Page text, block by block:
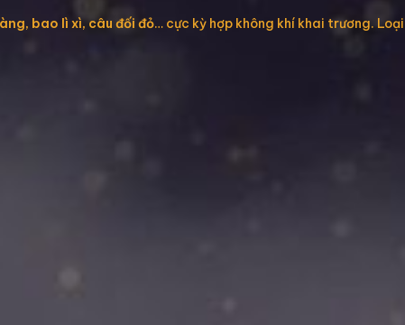
bao lì xì, câu đối đỏ… cực kỳ hợp không khí khai trương.